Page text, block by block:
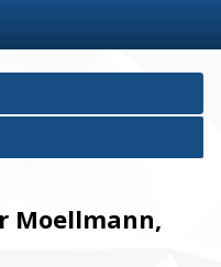
Moellmann,